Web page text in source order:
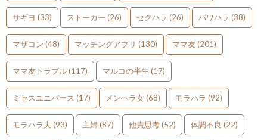
サギヨ (33) ストーカー (26) セクハラ (26) パワハラ (38)
マザコン (48) マッチングアプリ (130) ママ友(201)
ママ友トラブル(117) マルコの半生 (17)
ミセスユニバース (17) メンヘラ女(68) モラハラ (92)
モラハラ夫 (93) 主婦(87) 他責思考(52) 体調不良 (22)